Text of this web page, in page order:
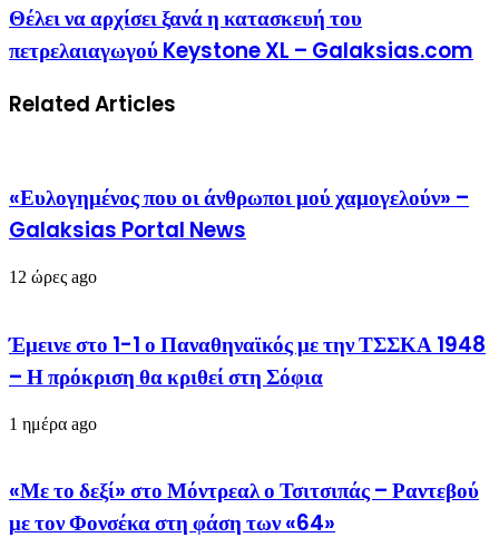
Θέλει να αρχίσει ξανά η κατασκευή του
πετρελαιαγωγού Keystone XL – Galaksias.com
Related Articles
«Ευλογημένος που οι άνθρωποι μού χαμογελούν» –
Galaksias Portal News
12 ώρες ago
Έμεινε στο 1-1 ο Παναθηναϊκός με την ΤΣΣΚΑ 1948
– Η πρόκριση θα κριθεί στη Σόφια
1 ημέρα ago
«Με το δεξί» στο Μόντρεαλ ο Τσιτσιπάς – Ραντεβού
με τον Φονσέκα στη φάση των «64»